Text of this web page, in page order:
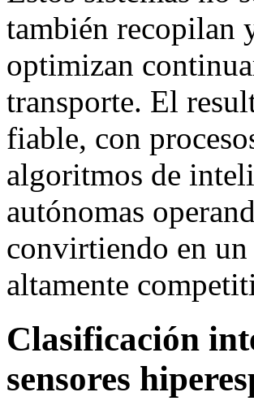
también recopilan
optimizan
transporte. El
fiable, con
algoritmos de
autónomas
convirtiendo en
altamente
Clasificación
sensores